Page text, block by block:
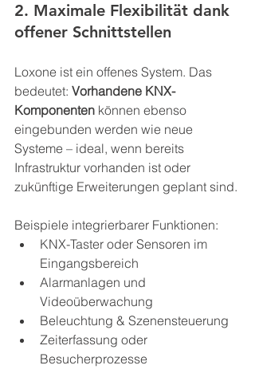
2. Maximale Flexibilität dank
offener Schnittstellen
Loxone ist ein offenes System. Das
bedeutet: Vorhandene KNX-
Komponenten können ebenso
eingebunden werden wie neue
Systeme – ideal, wenn bereits
Infrastruktur vorhanden ist oder
zukünftige Erweiterungen geplant sind.
Beispiele integrierbarer Funktionen:
KNX-Taster oder Sensoren im
Eingangsbereich
Alarmanlagen und
Videoüberwachung
Beleuchtung & Szenensteuerung
Zeiterfassung oder
Besucherprozesse